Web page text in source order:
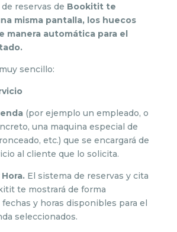
reservas de Bookitit te
misma pantalla, los huecos
manera automática para el
sencillo:
(por ejemplo un empleado, o
una maquina especial de
etc.) que se encargará de
al cliente que lo solicita.
El sistema de reservas y cita
te mostrará de forma
y horas disponibles para el
seleccionados.